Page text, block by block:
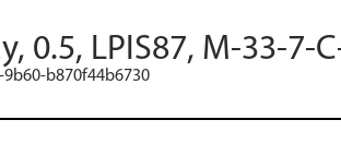
0.5, LPIS87, M-33-7-
b870f44b6730